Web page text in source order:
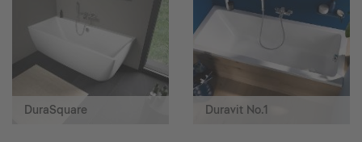
DuraSquare Duravit No.1